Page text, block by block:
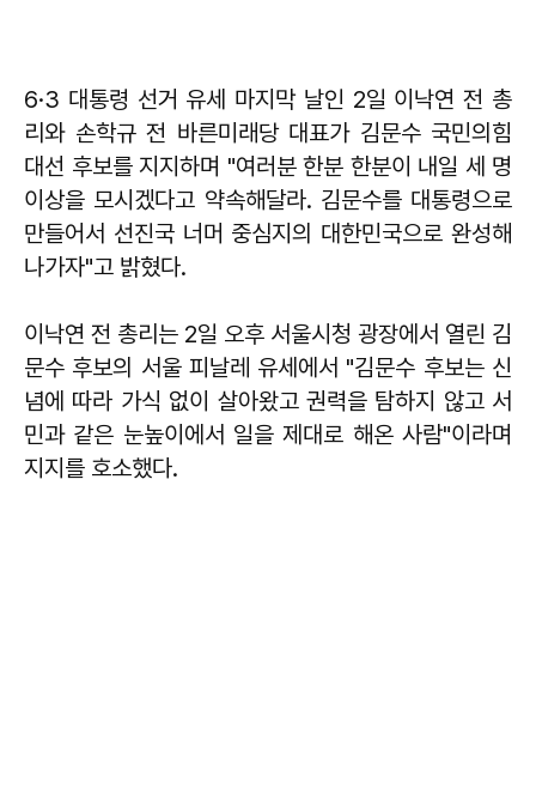
6·3 대통령 선거 유세 마지막 날인 2일 이낙연 전 총
리와 손학규 전 바른미래당 대표가 김문수 국민의힘
대선 후보를 지지하며 "여러분 한분 한분이 내일 세 명
이상을 모시겠다고 약속해달라. 김문수를 대통령으로
만들어서 선진국 너머 중심지의 대한민국으로 완성해
나가자"고 밝혔다.
이낙연 전 총리는 2일 오후 서울시청 광장에서 열린 김
문수 후보의 서울 피날레 유세에서 "김문수 후보는 신
념에 따라 가식 없이 살아왔고 권력을 탐하지 않고 서
민과 같은 눈높이에서 일을 제대로 해온 사람"이라며
지지를 호소했다.